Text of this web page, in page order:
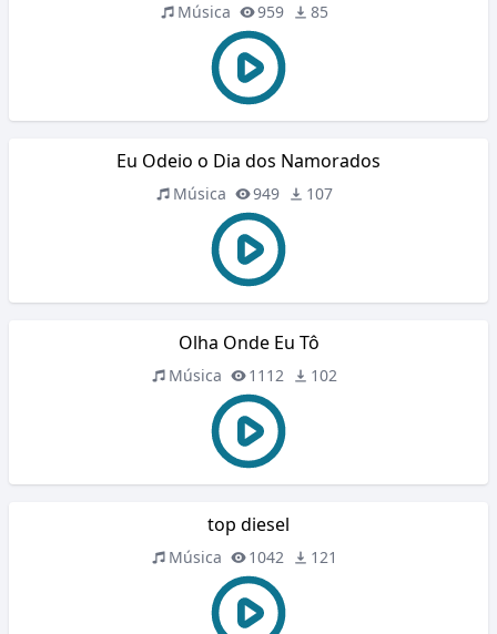
Música 959 85
Eu Odeio o Dia dos Namorados
Música 949 107
Olha Onde Eu Tô
Música 1112 102
top diesel
Música 1042 121